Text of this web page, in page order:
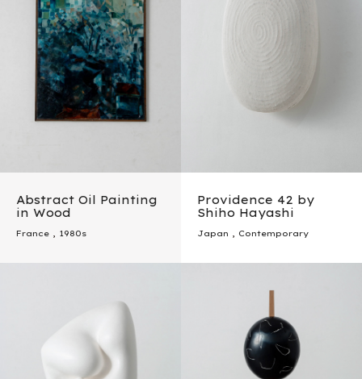
Abstract Oil Painting
in Wood
France , 1980s
Providence 42 by
Shiho Hayashi
Japan , Contemporary